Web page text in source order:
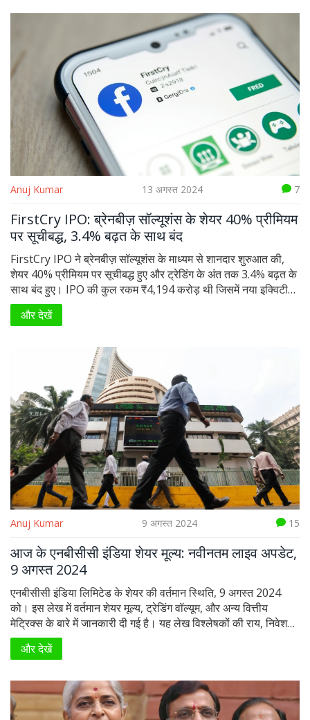
Anuj Kumar 13 अगस्त 2024 7
FirstCry IPO: ब्रेनबीज़ सॉल्यूशंस के शेयर 40% प्रीमियम
पर सूचीबद्ध, 3.4% बढ़त के साथ बंद
FirstCry IPO ने ब्रेनबीज़ सॉल्यूशंस के माध्यम से शानदार शुरुआत की,
शेयर 40% प्रीमियम पर सूचीबद्ध हुए और ट्रेडिंग के अंत तक 3.4% बढ़त के
साथ बंद हुए। IPO की कुल रकम ₹4,194 करोड़ थी जिसमें नया इक्विटी
शेयर और प्रस्तावित बिक्री शामिल थी। कंपनी का उद्देश्य है बेबीहग ब्रांड
की दुकानें स्थापित करना, सब्सिडियरीज़ में निवेश, विदेश में विस्तार और
और देखें
Anuj Kumar 9 अगस्त 2024 15
आज के एनबीसीसी इंडिया शेयर मूल्य: नवीनतम लाइव अपडेट,
9 अगस्त 2024
एनबीसीसी इंडिया लिमिटेड के शेयर की वर्तमान स्थिति, 9 अगस्त 2024
को। इस लेख में वर्तमान शेयर मूल्य, ट्रेडिंग वॉल्यूम, और अन्य वित्तीय
मेट्रिक्स के बारे में जानकारी दी गई है। यह लेख विश्लेषकों की राय, निवेशकों
की धारणा, और महत्वपूर्ण समाचारों को भी कवर करता है, जो शेयर की स्थिति
को प्रभावित कर सकते हैं।
और देखें